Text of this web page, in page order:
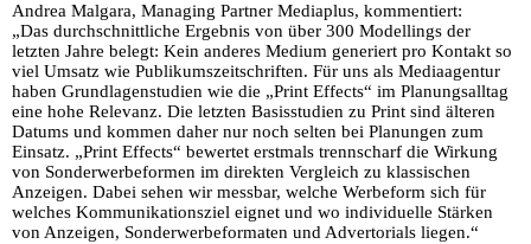
Andrea Malgara, Managing Partner Mediaplus, kommentiert:
„Das durchschnittliche Ergebnis von über 300 Modellings der
letzten Jahre belegt: Kein anderes Medium generiert pro Kontakt so
viel Umsatz wie Publikumszeitschriften. Für uns als Mediaagentur
haben Grundlagenstudien wie die „Print Effects“ im Planungsalltag
eine hohe Relevanz. Die letzten Basisstudien zu Print sind älteren
Datums und kommen daher nur noch selten bei Planungen zum
Einsatz. „Print Effects“ bewertet erstmals trennscharf die Wirkung
von Sonderwerbeformen im direkten Vergleich zu klassischen
Anzeigen. Dabei sehen wir messbar, welche Werbeform sich für
welches Kommunikationsziel eignet und wo individuelle Stärken
von Anzeigen, Sonderwerbeformaten und Advertorials liegen.“